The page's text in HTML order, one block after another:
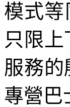
模式
只限
服務
專營巴